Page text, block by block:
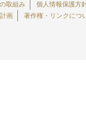
取組み
個人情報保護方
画
著作権・リンクにつ